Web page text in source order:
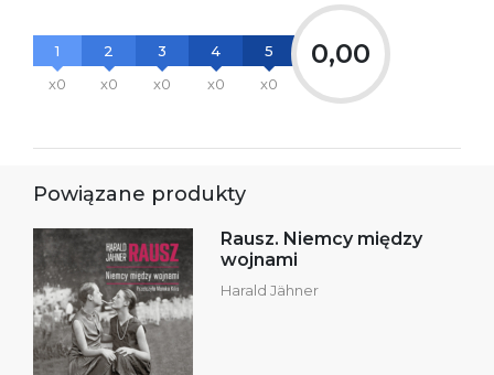
1
x0
2
x0
3
x0
4
x0
5
x0
0,00
Powiązane produkty
Rausz. Niemcy między
wojnami
Harald Jähner